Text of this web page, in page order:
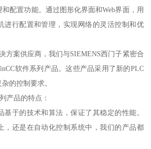
配置功能。通过图形化界面和Web界面，用
进行配置和管理，实现网络的灵活控制和优
供应商，我们与SIEMENS西门子紧密合
软件系列产品。这些产品采用了新的PLC
的控制要求。
产品的特点：
基于的技术和算法，保证了其稳定的性能。
，还是在自动化控制系统中，我们的产品都